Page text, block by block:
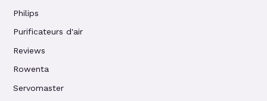
Philips
Purificateurs d'air
Reviews
Rowenta
Servomaster